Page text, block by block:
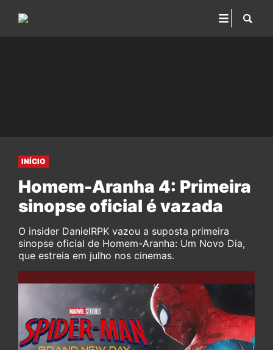
INÍCIO
Homem-Aranha 4: Primeira
sinopse oficial é vazada
O insider DanielRPK vazou a suposta primeira
sinopse oficial de Homem-Aranha: Um Novo Dia,
que estreia em julho nos cinemas.